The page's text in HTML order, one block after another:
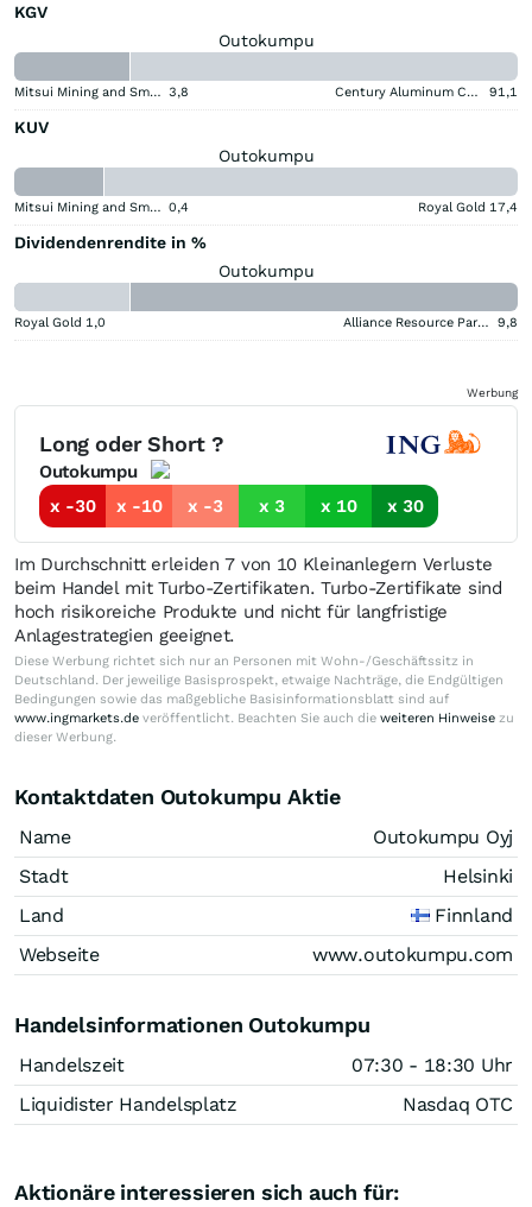
KGV
Outokumpu
Mitsui Mining and Smelting Company 3,8 Century Aluminum Company 91,1
KUV
Outokumpu
Mitsui Mining and Smelting Company 0,4 Royal Gold 17,4
Dividendenrendite in %
Outokumpu
Royal Gold 1,0 Alliance Resource Partners 9,8
Werbung
Long oder Short ?
Outokumpu
x -30
x -10 x -3 x 3 x 10 x 30
Im Durchschnitt erleiden 7 von 10 Kleinanlegern Verluste
beim Handel mit Turbo-Zertifikaten. Turbo-Zertifikate sind
hoch risikoreiche Produkte und nicht für langfristige
Anlagestrategien geeignet.
Diese Werbung richtet sich nur an Personen mit Wohn-/Geschäftssitz in
Deutschland. Der jeweilige Basisprospekt, etwaige Nachträge, die Endgültigen
Bedingungen sowie das maßgebliche Basisinformationsblatt sind auf
www.ingmarkets.de veröffentlicht. Beachten Sie auch die weiteren Hinweise zu
dieser Werbung.
Kontaktdaten Outokumpu Aktie
Name
Outokumpu Oyj
Stadt
Helsinki
Land
Finnland
Webseite
www.outokumpu.com
Handelsinformationen Outokumpu
Handelszeit
07:30 - 18:30 Uhr
Liquidister Handelsplatz
Nasdaq OTC
Aktionäre interessieren sich auch für: